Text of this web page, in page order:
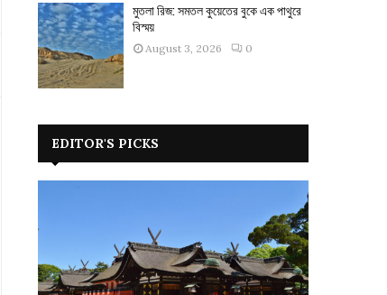
মুতলা রিজ: সমতল কুয়েতের বুকে এক পাথুরে
বিস্ময়
August 3, 2026 0
EDITOR'S PICKS